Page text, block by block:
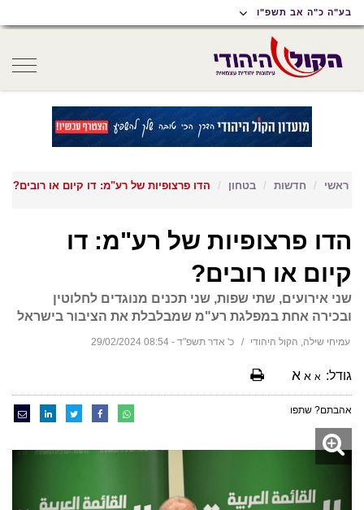
תפריט
נגישות
תפריט
ראשי
תוכן
ראשי
בע"ה כ"ה אב תשפ"ו
ראשי חדשות בטחון הדו פרצופיות של רע"מ: דו קיום או רובים?
הדו פרצופיות של רע"מ: דו
קיום או רובים?
שני אירועים, שתי שפות, שני תכנים מנוגדים לחלוטין
ובכירה אחת במפלגת רע"מ שמבלבלת את הציבור בישראל
עמיחי שילה, הקול היהודי כ' אדר תשפ"ד - 08:54 29/02/2024
גודל: א א א
אהבתם? שתפו